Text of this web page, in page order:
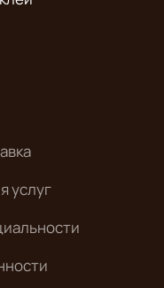
услуг